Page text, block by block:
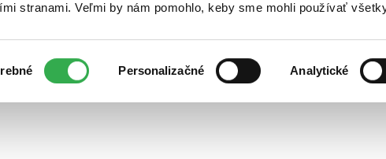
stranami. Veľmi by nám pomohlo, keby sme mohli používať
Personalizačné Analytické